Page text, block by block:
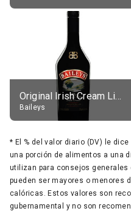
Original Irish Cream Liqueur (17% alc.)
Baileys
* El % del valor diario (DV) le
una porción de alimentos a una
utilizan para consejos
pueden ser mayores o menores
calóricas. Estos valores son
gubernamental y no son